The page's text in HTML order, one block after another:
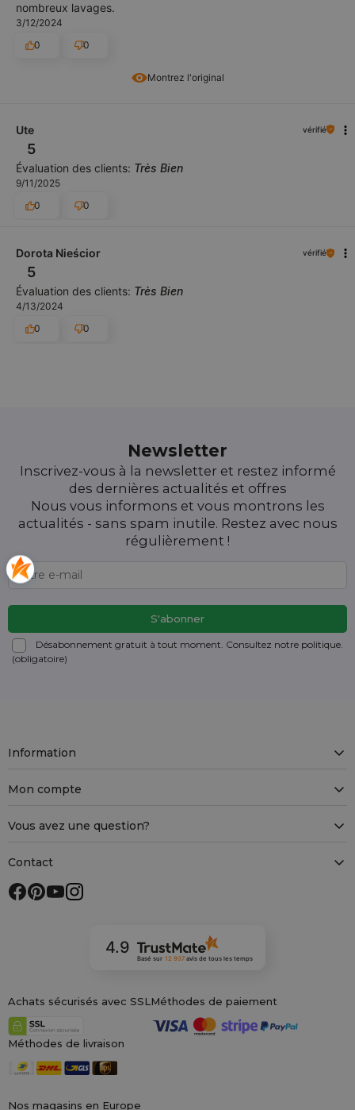
Montrez l'original
nombreux lavages.
3/12/2024
0
0
Ute vérifié
5
Évaluation des clients: Très Bien
9/11/2025
0
0
Dorota Nieścior vérifié
5
Évaluation des clients: Très Bien
4/13/2024
0
0
Newsletter
Inscrivez-vous à la newsletter et restez informé
des dernières actualités et offres
Nous vous informons et vous montrons les
actualités - sans spam inutile. Restez avec nous
régulièrement !
Désabonnement gratuit à tout moment. Consultez notre politique.
(obligatoire)
Nos magasins en Europe
Information
Mon compte
Vous avez une question?
Contact
4.9
Basé sur 12 937 avisde tous les temps
Achats sécurisés avec SSLMéthodes de paiement
Méthodes de livraison